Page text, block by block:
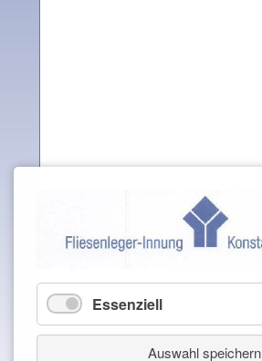
Essenziell
Auswahl speichern